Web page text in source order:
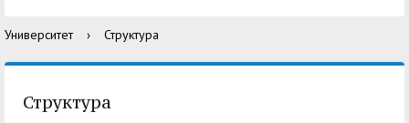
организация высшей
школы
Вопросы ректору
несовершеннолетних
Университет › Структура
Структура